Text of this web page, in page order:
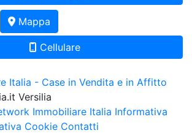
Mappa
Cellulare
Versilia
Immobiliare Italia Informativa
Cookie Contatti